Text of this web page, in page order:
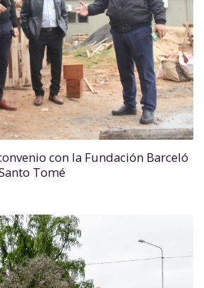
con la Fundación Barceló
Tomé